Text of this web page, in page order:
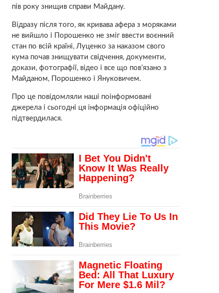
пів року знищив справи Майдану.
Відразу після того, як кривава афера з моряками
не вийшло і Порошенко не зміг ввести воєнний
стан по всій країні, Луценко за наказом свого
кума почав знищувати свідчення, документи,
докази, фотографії, відео і все що пов’язано з
Майданом, Порошенко і Януковичем.
Про це повідомляли наші поінформовані
джерела і сьогодні ця інформація офіційно
підтвердилася.